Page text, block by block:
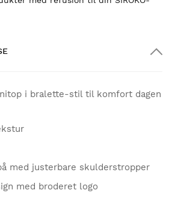
i bralette-stil til komfort dagen
med justerbare skulderstropper
med broderet logo